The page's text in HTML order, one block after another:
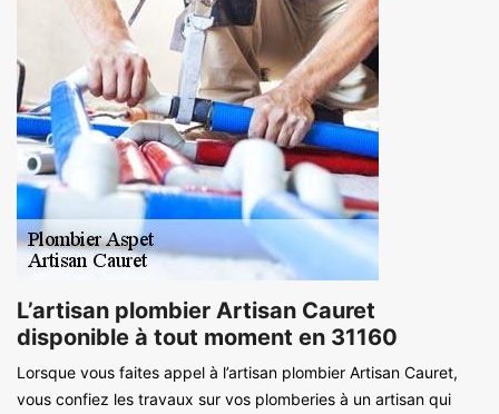
L’artisan plombier Artisan Cauret
disponible à tout moment en 31160
Lorsque vous faites appel à l’artisan plombier Artisan Cauret,
vous confiez les travaux sur vos plomberies à un artisan qui